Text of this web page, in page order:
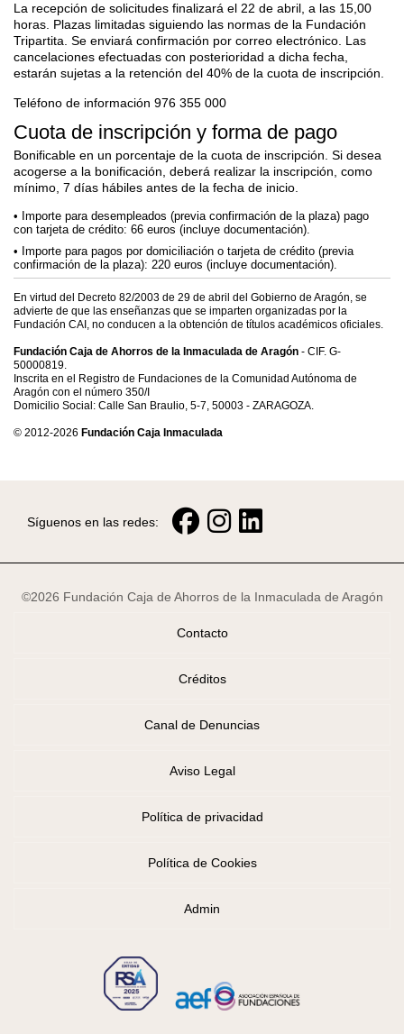
La recepción de solicitudes finalizará el 22 de abril, a las 15,00
horas. Plazas limitadas siguiendo las normas de la Fundación
Tripartita. Se enviará confirmación por correo electrónico. Las
cancelaciones efectuadas con posterioridad a dicha fecha,
estarán sujetas a la retención del 40% de la cuota de inscripción.
Teléfono de información 976 355 000
Cuota de inscripción y forma de pago
Bonificable en un porcentaje de la cuota de inscripción. Si desea
acogerse a la bonificación, deberá realizar la inscripción, como
mínimo, 7 días hábiles antes de la fecha de inicio.
Importe para desempleados (previa confirmación de la plaza) pago
con tarjeta de crédito: 66 euros (incluye documentación).
Importe para pagos por domiciliación o tarjeta de crédito (previa
confirmación de la plaza): 220 euros (incluye documentación).
En virtud del Decreto 82/2003 de 29 de abril del Gobierno de Aragón, se
advierte de que las enseñanzas que se imparten organizadas por la
Fundación CAI, no conducen a la obtención de títulos académicos oficiales.
Fundación Caja de Ahorros de la Inmaculada de Aragón - CIF. G-
50000819.
Inscrita en el Registro de Fundaciones de la Comunidad Autónoma de
Aragón con el número 350/I
Domicilio Social: Calle San Braulio, 5-7, 50003 - ZARAGOZA.
© 2012-2026 Fundación Caja Inmaculada
Síguenos en las redes:
©2026 Fundación Caja de Ahorros de la Inmaculada de Aragón
Contacto
Créditos
Canal de Denuncias
Aviso Legal
Política de privacidad
Política de Cookies
Admin